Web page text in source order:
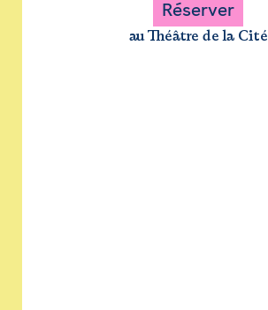
Réserver
au Théâtre de la Cité